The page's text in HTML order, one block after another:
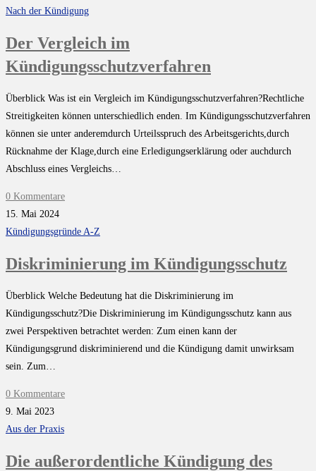
Nach der Kündigung
Der Vergleich im
Kündigungsschutzverfahren
Überblick Was ist ein Vergleich im Kündigungsschutzverfahren?Rechtliche
Streitigkeiten können unterschiedlich enden. Im Kündigungsschutzverfahren
können sie unter anderemdurch Urteilsspruch des Arbeitsgerichts,durch
Rücknahme der Klage,durch eine Erledigungserklärung oder auchdurch
Abschluss eines Vergleichs…
0 Kommentare
15. Mai 2024
Kündigungsgründe A-Z
Diskriminierung im Kündigungsschutz
Überblick Welche Bedeutung hat die Diskriminierung im
Kündigungsschutz?Die Diskriminierung im Kündigungsschutz kann aus
zwei Perspektiven betrachtet werden: Zum einen kann der
Kündigungsgrund diskriminierend und die Kündigung damit unwirksam
sein. Zum…
0 Kommentare
9. Mai 2023
Aus der Praxis
Die außerordentliche Kündigung des